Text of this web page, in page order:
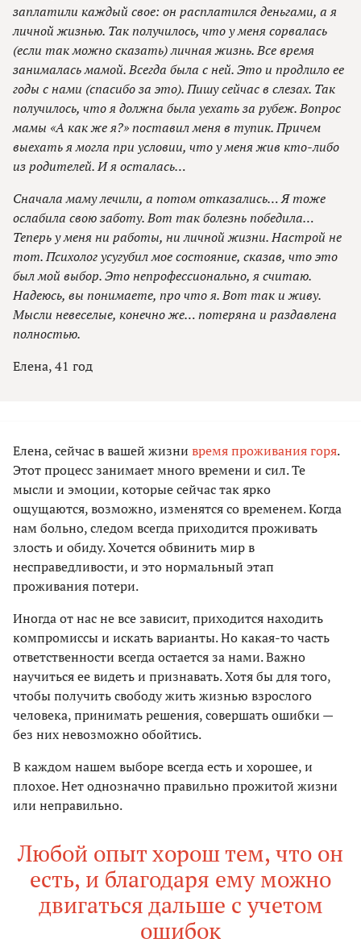
заплатили каждый свое: он расплатился деньгами, а я
личной жизнью. Так получилось, что у меня сорвалась
(если так можно сказать) личная жизнь. Все время
занималась мамой. Всегда была с ней. Это и продлило ее
годы с нами (спасибо за это). Пишу сейчас в слезах. Так
получилось, что я должна была уехать за рубеж. Вопрос
мамы «А как же я?» поставил меня в тупик. Причем
выехать я могла при условии, что у меня жив кто-либо
из родителей. И я осталась…
Сначала маму лечили, а потом отказались… Я тоже
ослабила свою заботу. Вот так болезнь победила…
Теперь у меня ни работы, ни личной жизни. Настрой не
тот. Психолог усугубил мое состояние, сказав, что это
был мой выбор. Это непрофессионально, я считаю.
Надеюсь, вы понимаете, про что я. Вот так и живу.
Мысли невеселые, конечно же… потеряна и раздавлена
полностью.
Елена, 41 год
Елена, сейчас в вашей жизни время проживания горя.
Этот процесс занимает много времени и сил. Те
мысли и эмоции, которые сейчас так ярко
ощущаются, возможно, изменятся со временем. Когда
нам больно, следом всегда приходится проживать
злость и обиду. Хочется обвинить мир в
несправедливости, и это нормальный этап
проживания потери.
Иногда от нас не все зависит, приходится находить
компромиссы и искать варианты. Но какая-то часть
ответственности всегда остается за нами. Важно
научиться ее видеть и признавать. Хотя бы для того,
чтобы получить свободу жить жизнью взрослого
человека, принимать решения, совершать ошибки —
без них невозможно обойтись.
В каждом нашем выборе всегда есть и хорошее, и
плохое. Нет однозначно правильно прожитой жизни
или неправильно.
Любой опыт хорош тем, что он
есть, и благодаря ему можно
двигаться дальше с учетом
ошибок